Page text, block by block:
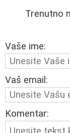
Trenutno
Vaše ime:
Vaš email:
Komentar: